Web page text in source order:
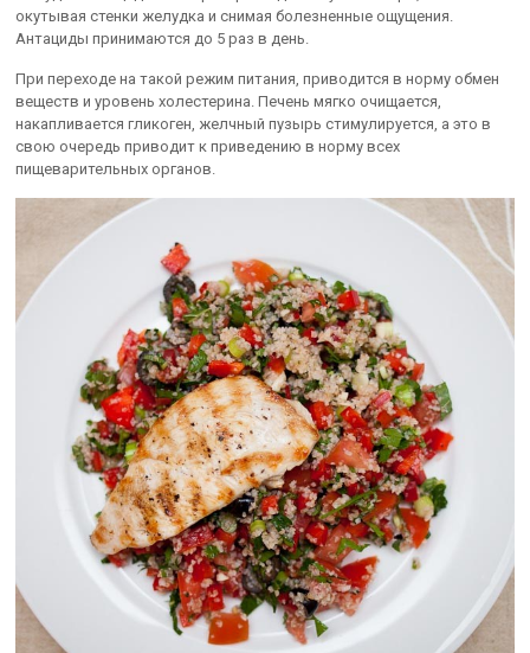
окутывая стенки желудка и снимая болезненные ощущения.
Антациды принимаются до 5 раз в день.
При переходе на такой режим питания, приводится в норму обмен
веществ и уровень холестерина. Печень мягко очищается,
накапливается гликоген, желчный пузырь стимулируется, а это в
свою очередь приводит к приведению в норму всех
пищеварительных органов.